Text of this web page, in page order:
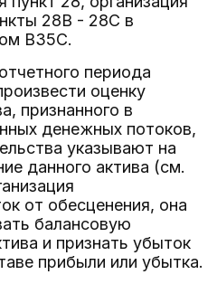
28B - 28C в
B35C.
периода
оценку
признанного в
денежных потоков,
указывают на
данного актива (см.
от обесценения, она
балансовую
и признать убыток
прибыли или убытка.